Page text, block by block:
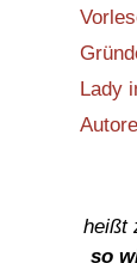
Lady
heißt
so